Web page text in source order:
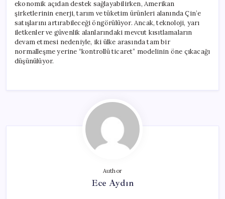
ekonomik açıdan destek sağlayabilirken, Amerikan
şirketlerinin enerji, tarım ve tüketim ürünleri alanında Çin’e
satışlarını artırabileceği öngörülüyor. Ancak, teknoloji, yarı
iletkenler ve güvenlik alanlarındaki mevcut kısıtlamaların
devam etmesi nedeniyle, iki ülke arasında tam bir
normalleşme yerine “kontrollü ticaret” modelinin öne çıkacağı
düşünülüyor.
Author
Ece Aydın